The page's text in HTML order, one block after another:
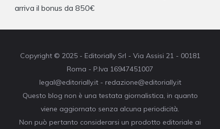
arriva il bonus da 850€
Copyright © 2025 - Editorially Srl - Via Assisi 21 - 00181
Roma - P.Iva 16947451007
legal@editorially.it - redazione@editorially.it
Questo blog non è una testata giornalistica, in quanto
viene aggiornato senza alcuna periodicità.
Non può pertanto considerarsi un prodotto editoriale ai